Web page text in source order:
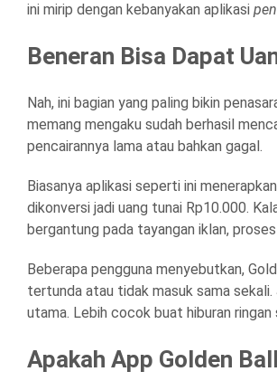
ini mirip dengan kebanyakan aplikasi
Beneran Bisa Dapat
Nah, ini bagian yang paling bikin
memang mengaku sudah berhasil
pencairannya lama atau bahkan gagal.
Biasanya aplikasi seperti ini
dikonversi jadi uang tunai Rp10.000.
bergantung pada tayangan iklan,
Beberapa pengguna menyebutkan,
tertunda atau tidak masuk sama sekali.
utama. Lebih cocok buat hiburan
Apakah App Golden